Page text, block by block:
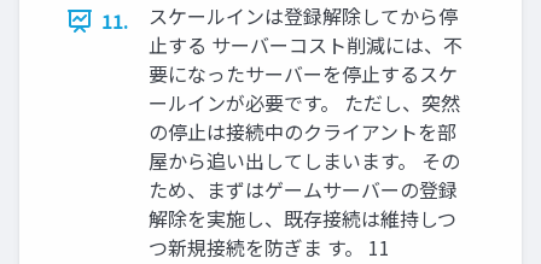
11.
スケールインは登録解除してから停
止する サーバーコスト削減には、不
要になったサーバーを停止するスケ
ールインが必要です。 ただし、突然
の停止は接続中のクライアントを部
屋から追い出してしまいます。 その
ため、まずはゲームサーバーの登録
解除を実施し、既存接続は維持しつ
つ新規接続を防ぎま す。 11